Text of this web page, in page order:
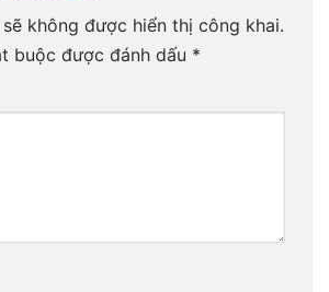
không được hiển thị công khai.
buộc được đánh dấu *